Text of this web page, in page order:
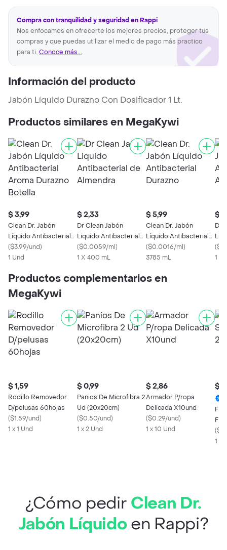
Compra con tranquilidad y seguridad en Rappi
Nos enfocamos en ofrecerte los mejores precios, proteger tus
compras y que puedas utilizar el medio de pago más practico
para ti. Conoce más...
Información del producto
Jabón Líquido Durazno Con Dosificador 1 Lt.
Productos similares en MegaKywi
$ 3,99
Clean Dr. Jabón
Líquido Antibacterial
Aroma Durazno
Botella
($3.99/und)
1 Und
$ 2,33
Dr Clean Jabón
Liquido Antibacterial
de Almendra
($0.0059/ml)
1 X 400 mL
$ 5,99
Clean Dr. Jabón
Líquido Antibacterial
Durazno
($0.0016/ml)
3785 mL
$
Dr.
(
1 X
Productos complementarios en
MegaKywi
$ 1,59
Rodillo Removedor
D/pelusas 60hojas
($1.59/und)
1 x 1 Und
$ 0,99
Panios De Microfibra 2
Ud (20x20cm)
($0.50/und)
1 x 2 Und
$ 2,86
Armador P/ropa
Delicada X10und
($0.29/und)
1 x 10 Und
$
(
1 x
¿Cómo pedir Clean Dr.
Jabón Líquidoen Rappi?